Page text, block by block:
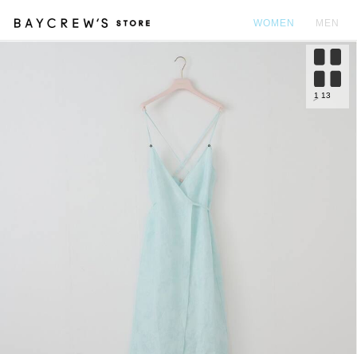
WOMEN MEN
1 13